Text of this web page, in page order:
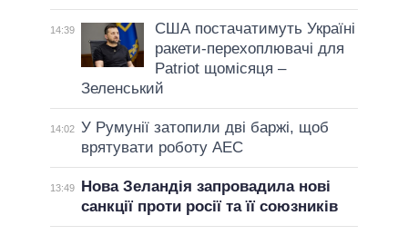
14:39
США постачатимуть Україні
ракети-перехоплювачі для
Patriot щомісяця –
Зеленський
14:02 У Румунії затопили дві баржі, щоб
врятувати роботу АЕС
13:49
Нова Зеландія запровадила нові
санкції проти росії та її союзників